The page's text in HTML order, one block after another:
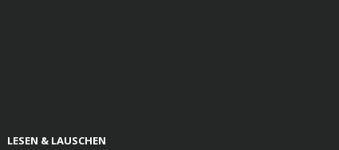
LESEN & LAUSCHEN